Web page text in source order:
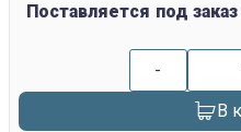
Поставляется под заказ
-
В